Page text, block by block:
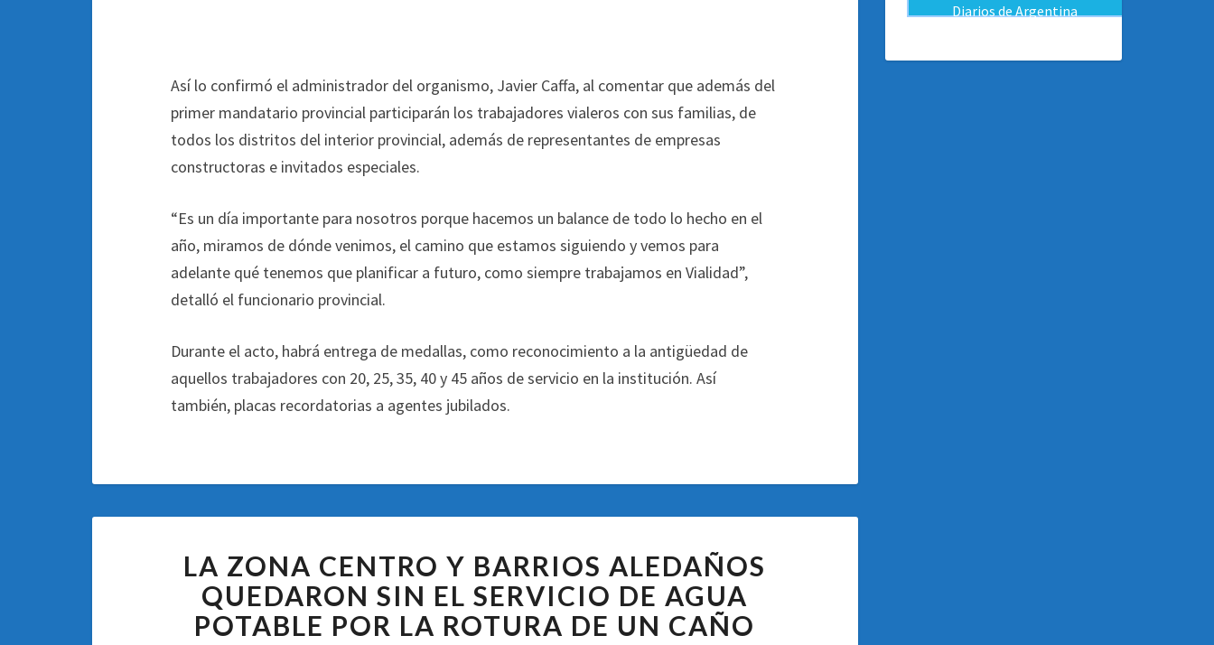
Así lo confirmó el administrador del organismo, Javier Caffa, al comentar que además del
primer mandatario provincial participarán los trabajadores vialeros con sus familias, de
todos los distritos del interior provincial, además de representantes de empresas
constructoras e invitados especiales.
“Es un día importante para nosotros porque hacemos un balance de todo lo hecho en el
año, miramos de dónde venimos, el camino que estamos siguiendo y vemos para
adelante qué tenemos que planificar a futuro, como siempre trabajamos en Vialidad”,
detalló el funcionario provincial.
Durante el acto, habrá entrega de medallas, como reconocimiento a la antigüedad de
aquellos trabajadores con 20, 25, 35, 40 y 45 años de servicio en la institución. Así
también, placas recordatorias a agentes jubilados.
ZONA
CENTRO
Y
BARRIOS
LA ZONA CENTRO Y BARRIOS ALEDAÑOS
QUEDARON SIN EL SERVICIO DE AGUA
POTABLE POR LA ROTURA DE UN CAÑO
Diarios de Argentina